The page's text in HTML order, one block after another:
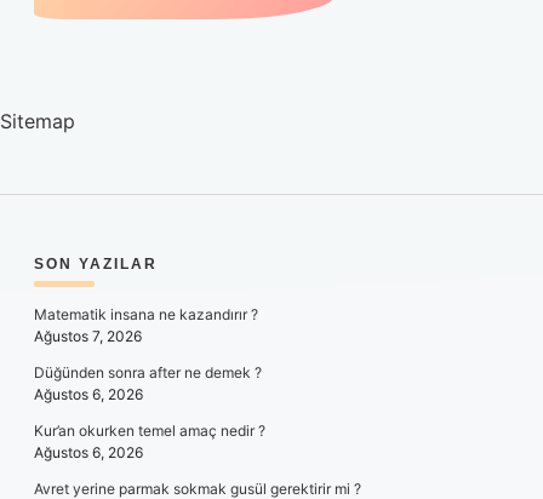
Sitemap
SIDEBAR
SON YAZILAR
Matematik insana ne kazandırır ?
Ağustos 7, 2026
Düğünden sonra after ne demek ?
Ağustos 6, 2026
Kur’an okurken temel amaç nedir ?
Ağustos 6, 2026
Avret yerine parmak sokmak gusül gerektirir mi ?